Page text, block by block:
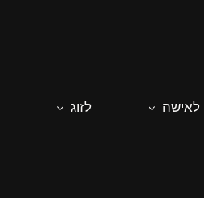
לאישה לזוג